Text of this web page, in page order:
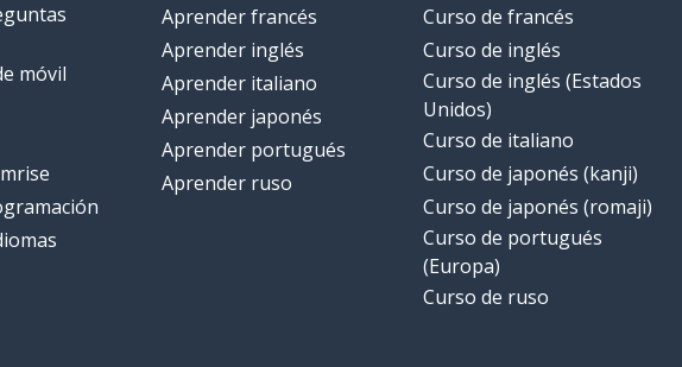
móvil
Aprender francés
Aprender inglés
Aprender italiano
Aprender japonés
Aprender portugués
Aprender ruso
Curso de francés
Curso de inglés
Curso de inglés (Estados
Unidos)
Curso de italiano
Curso de japonés (kanji)
Curso de japonés (romaji)
Curso de portugués
(Europa)
Curso de ruso